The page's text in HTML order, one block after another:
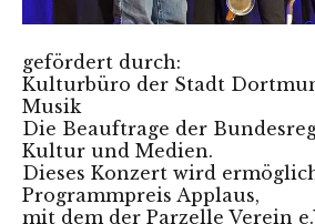
gefördert durch:
Kulturbüro der Stadt
Musik
Die Beauftrage der
Kultur und Medien.
Dieses Konzert wird
Programmpreis Applaus,
mit dem der Parzelle Verein